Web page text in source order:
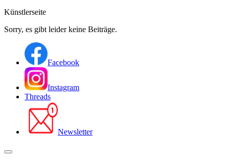
Künstlerseite
Sorry, es gibt leider keine Beiträge.
Facebook
Instagram
Threads
Newsletter